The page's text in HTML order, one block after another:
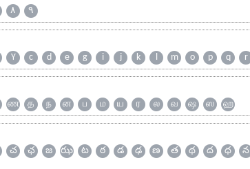
۸ ۹
Y c d e g i j k l m o p q r
ண த ந ன ப ம ய ர ல வ ஷ ஸ ஹ
చ ఛ జ ఝ ట ఠ డ ఢ ణ త థ ద ధ న